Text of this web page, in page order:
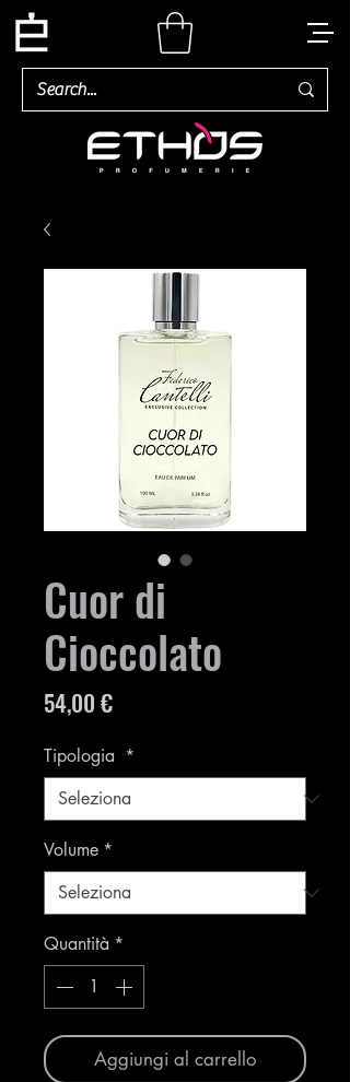
Cuor di
Cioccolato
54,00 €Prezzo
Tipologia *
Volume *
Quantità *
Aggiungi al carrello